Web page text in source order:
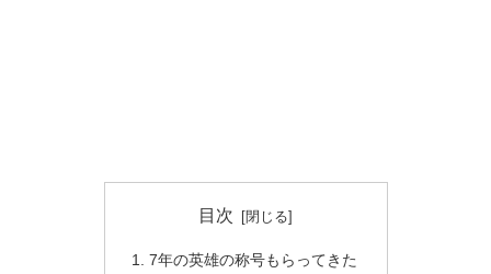
目次
7年の英雄の称号もらってきた